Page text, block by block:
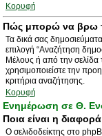
Κορυφή
Πώς μπορώ να βρω
Τα δικά σας
επιλογή “Αναζήτηση
Μέλους ή από την σελίδα
χρησιμοποιείστε την
κριτήρια αναζήτησης.
Κορυφή
Ενημέρωση σε Θ.
Ποια είναι η
Ο σελιδοδείκτης στο